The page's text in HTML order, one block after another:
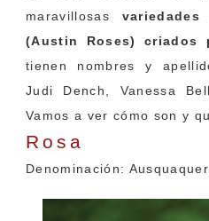
maravillosas
(Austin Roses) criados
tienen nombres y
Judi Dench, Vanessa
Vamos a ver cómo son y
Rosa
Denominación: